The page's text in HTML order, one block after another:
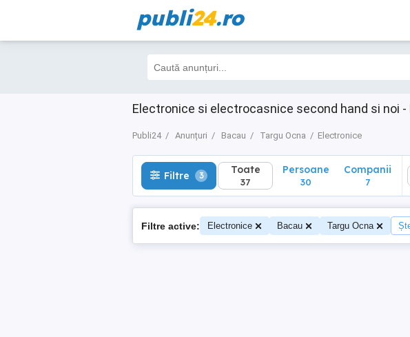
publi24.ro
Electronice si electrocasnice second hand si noi -
Publi24 Anunțuri Bacau Targu Ocna Electronice
Filtre 3 Toate
37
Filtre 3 Toate
37
Persoane
30
Companii
7
Filtre active: Electronice Bacau Targu Ocna